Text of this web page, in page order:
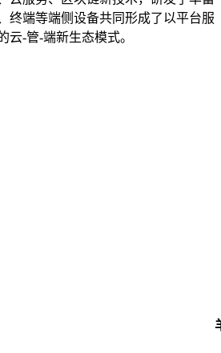
终端等端侧设备共同形成了以平台服
云-管-端新生态模式。